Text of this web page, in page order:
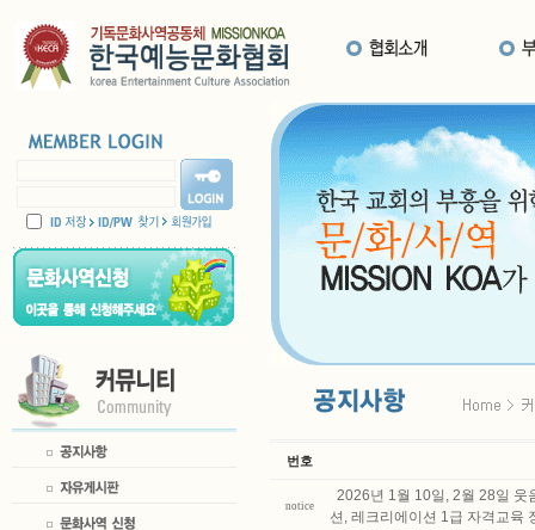
번호
notice
2026년 1월 10일, 2월 28일 웃
션, 레크리에이션 1급 자격교육